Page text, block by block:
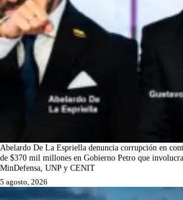
Abelardo De La Espriella denuncia corrupción en
de $370 mil millones en Gobierno Petro que
MinDefensa, UNP y CENIT
5 agosto, 2026